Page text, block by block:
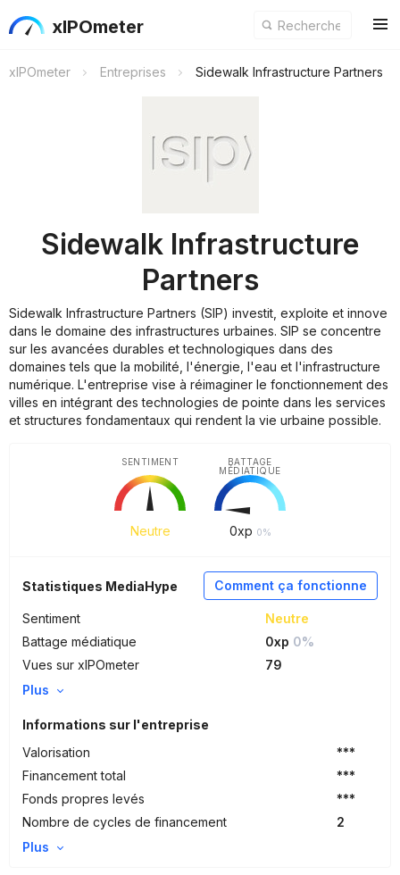
xIPOmeter
xIPOmeter Entreprises Sidewalk Infrastructure Partners
Sidewalk Infrastructure
Partners
Sidewalk Infrastructure Partners (SIP) investit, exploite et innove
dans le domaine des infrastructures urbaines. SIP se concentre
sur les avancées durables et technologiques dans des
domaines tels que la mobilité, l'énergie, l'eau et l'infrastructure
numérique. L'entreprise vise à réimaginer le fonctionnement des
villes en intégrant des technologies de pointe dans les services
et structures fondamentaux qui rendent la vie urbaine possible.
Neutre
SENTIMENT
0xp 0%
BATTAGE
MÉDIATIQUE
Comment ça fonctionne
Statistiques MediaHype
Sentiment
Neutre
Battage médiatique
0xp 0%
Vues sur xIPOmeter
79
Plus
Informations sur l'entreprise
Valorisation
***
Financement total
***
Fonds propres levés
***
Nombre de cycles de financement
2
Plus